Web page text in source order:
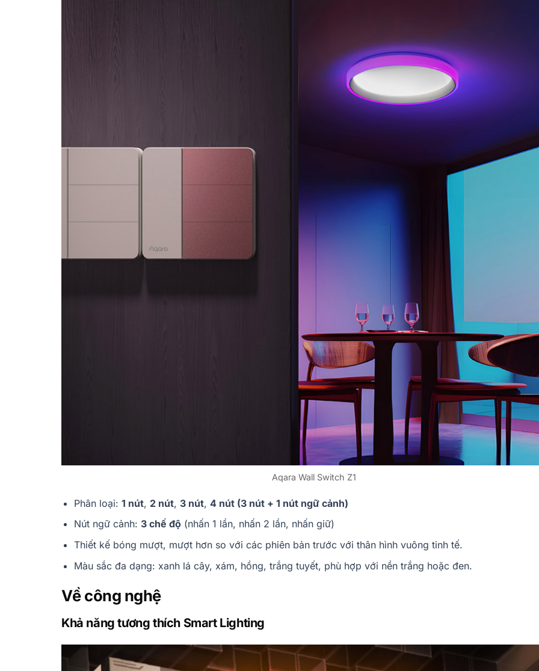
Aqara Wall Switch Z1
Phân loại: 1 nút, 2 nút, 3 nút, 4 nút (3 nút + 1 nút ngữ cảnh)
Nút ngữ cảnh: 3 chế độ(nhấn 1 lần, nhấn 2 lần, nhấn giữ)
Thiết kế bóng mượt, mượt hơn so với các phiên bản trước với thân hình vuông tinh tế.
Màu sắc đa dạng: xanh lá cây, xám, hồng, trắng tuyết, phù hợp với nền trắng hoặc đen.
Về công nghệ
Khả năng tương thích Smart Lighting